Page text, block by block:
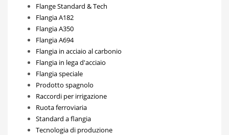
Flange Standard & Tech
Flangia A182
Flangia A350
Flangia A694
Flangia in acciaio al carbonio
Flangia in lega d'acciaio
Flangia speciale
Prodotto spagnolo
Raccordi per irrigazione
Ruota ferroviaria
Standard a flangia
Tecnologia di produzione